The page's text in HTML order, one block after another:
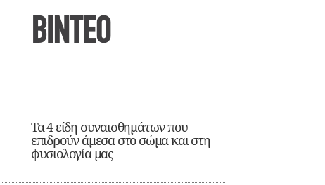
ΒΙΝΤΕΟ
Τα 4 είδη συναισθημάτων που
επιδρούν άμεσα στο σώμα και στη
φυσιολογία μας